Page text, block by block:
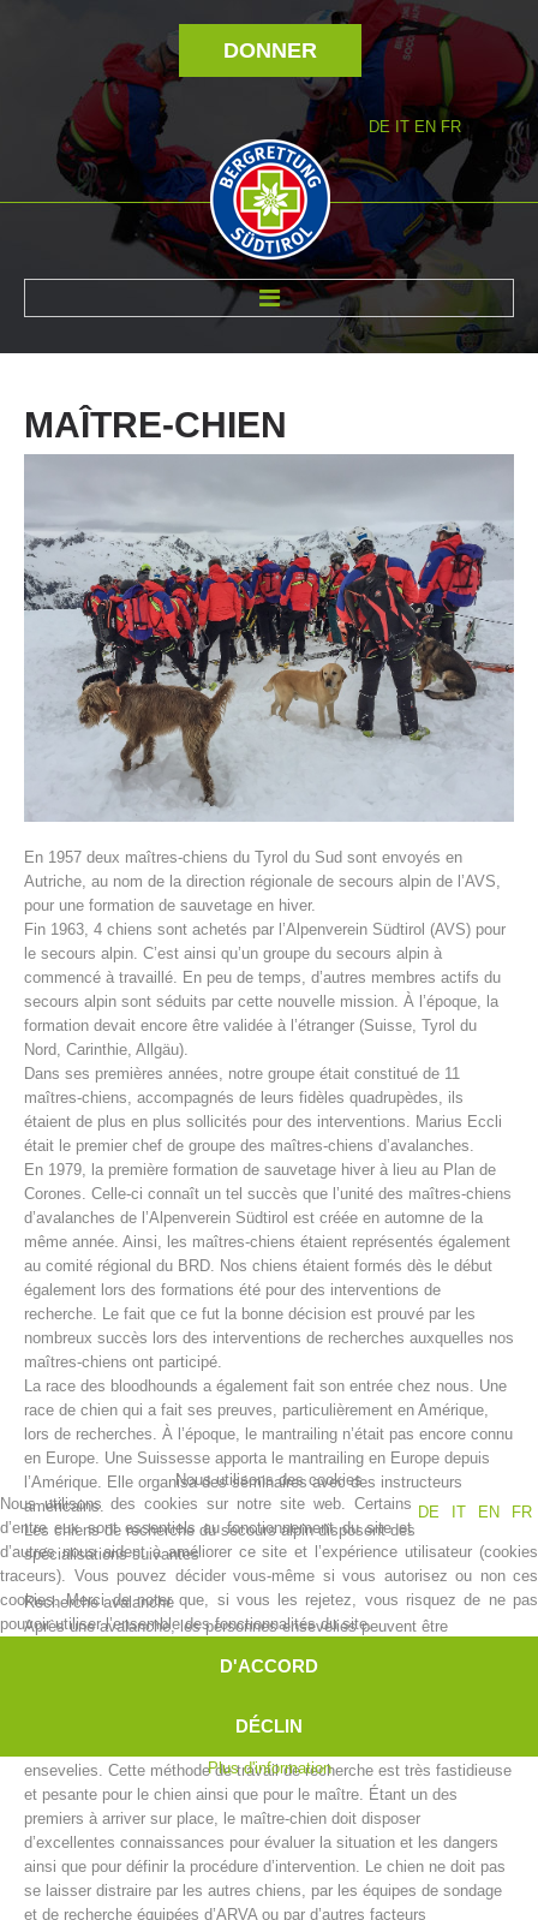
DONNER
DE IT EN FR
Centres de secours
MAÎTRE-CHIEN
En 1957 deux maîtres-chiens du Tyrol du Sud sont envoyés en
Autriche, au nom de la direction régionale de secours alpin de l’AVS,
pour une formation de sauvetage en hiver.
Fin 1963, 4 chiens sont achetés par l’Alpenverein Südtirol (AVS) pour
le secours alpin. C’est ainsi qu’un groupe du secours alpin à
commencé à travaillé. En peu de temps, d’autres membres actifs du
secours alpin sont séduits par cette nouvelle mission. À l’époque, la
formation devait encore être validée à l’étranger (Suisse, Tyrol du
Nord, Carinthie, Allgäu).
Dans ses premières années, notre groupe était constitué de 11
maîtres-chiens, accompagnés de leurs fidèles quadrupèdes, ils
étaient de plus en plus sollicités pour des interventions. Marius Eccli
était le premier chef de groupe des maîtres-chiens d’avalanches.
En 1979, la première formation de sauvetage hiver à lieu au Plan de
Corones. Celle-ci connaît un tel succès que l’unité des maîtres-chiens
d’avalanches de l’Alpenverein Südtirol est créée en automne de la
même année. Ainsi, les maîtres-chiens étaient représentés également
au comité régional du BRD. Nos chiens étaient formés dès le début
également lors des formations été pour des interventions de
recherche. Le fait que ce fut la bonne décision est prouvé par les
nombreux succès lors des interventions de recherches auxquelles nos
maîtres-chiens ont participé.
La race des bloodhounds a également fait son entrée chez nous. Une
race de chien qui a fait ses preuves, particulièrement en Amérique,
lors de recherches. À l’époque, le mantrailing n’était pas encore connu
en Europe. Une Suissesse apporta le mantrailing en Europe depuis
l’Amérique. Elle organisa des séminaires avec des instructeurs
américains.
Les chiens de recherche du secours alpin disposent des
spécialisations suivantes
Recherche avalanche
Après une avalanche, les personnes ensevelies peuvent être
d’avalanche. Malgré les progrès techniques apportés par entre autre
RECCO, les chiens d’avalanche sont parfois la seule et donc la
ensevelies. Cette méthode de travail de recherche est très fastidieuse
et pesante pour le chien ainsi que pour le maître. Étant un des
premiers à arriver sur place, le maître-chien doit disposer
d’excellentes connaissances pour évaluer la situation et les dangers
ainsi que pour définir la procédure d’intervention. Le chien ne doit pas
se laisser distraire par les autres chiens, par les équipes de sondage
et de recherche équipées d’ARVA ou par d’autres facteurs
Nous utilisons des cookies
DE
IT EN FR
Nous utilisons des cookies sur notre site web. Certains
d’entre eux sont essentiels au fonctionnement du site et
d’autres nous aident à améliorer ce site et l’expérience utilisateur (cookies
traceurs). Vous pouvez décider vous-même si vous autorisez ou non ces
cookies. Merci de noter que, si vous les rejetez, vous risquez de ne pas
pouvoir utiliser l’ensemble des fonctionnalités du site.
D'ACCORD
DÉCLIN
Plus d'information